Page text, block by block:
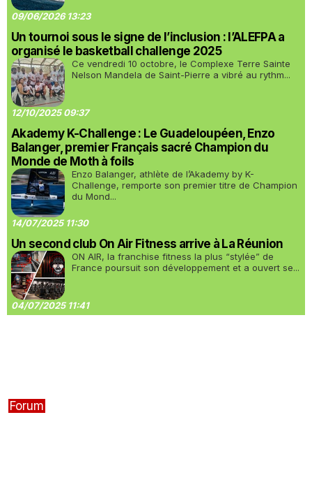
09/06/2026 13:23
Un tournoi sous le signe de l’inclusion : l’ALEFPA a
organisé le basketball challenge 2025
Ce vendredi 10 octobre, le Complexe Terre Sainte
Nelson Mandela de Saint-Pierre a vibré au rythm...
12/10/2025 09:37
Akademy K-Challenge : Le Guadeloupéen, Enzo
Balanger, premier Français sacré Champion du
Monde de Moth à foils
Enzo Balanger, athlète de l’Akademy by K-
Challenge, remporte son premier titre de Champion
du Mond...
14/07/2025 11:30
Un second club On Air Fitness arrive à La Réunion
ON AIR, la franchise fitness la plus “stylée” de
France poursuit son développement et a ouvert se...
04/07/2025 11:41
Forum